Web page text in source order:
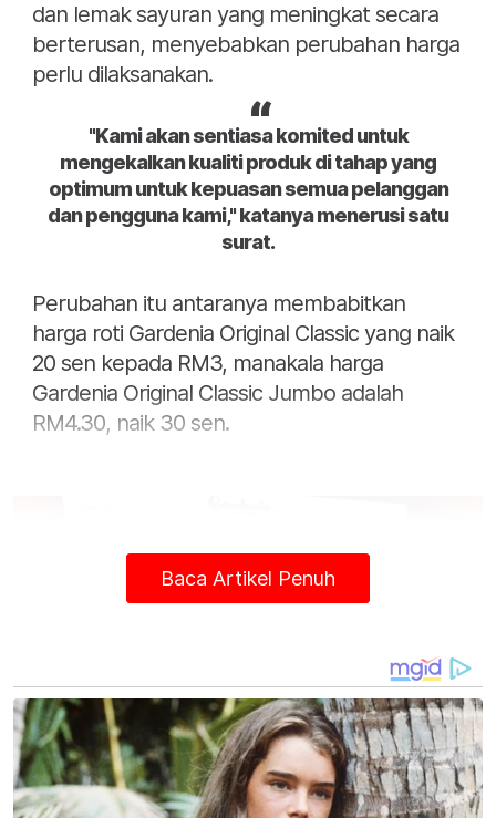
dan lemak sayuran yang meningkat secara
berterusan, menyebabkan perubahan harga
perlu dilaksanakan.
"Kami akan sentiasa komited untuk
mengekalkan kualiti produk di tahap yang
optimum untuk kepuasan semua pelanggan
dan pengguna kami," katanya menerusi satu
surat.
Perubahan itu antaranya membabitkan
harga roti Gardenia Original Classic yang naik
20 sen kepada RM3, manakala harga
Gardenia Original Classic Jumbo adalah
RM4.30, naik 30 sen.
Baca Artikel Penuh